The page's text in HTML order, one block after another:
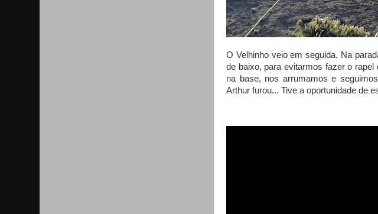
O Velhinho veio em seguida. Na
de baixo, para evitarmos fazer o
na base, nos arrumamos e
Arthur furou... Tive a oportunidade de